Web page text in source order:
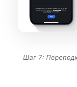
Шаг 7: